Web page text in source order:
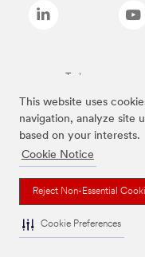
This website uses
navigation, analyze site
based on your interests.
Cookie Notice
Reject Non-Essential
Cookie Preferences
Todas as marcas